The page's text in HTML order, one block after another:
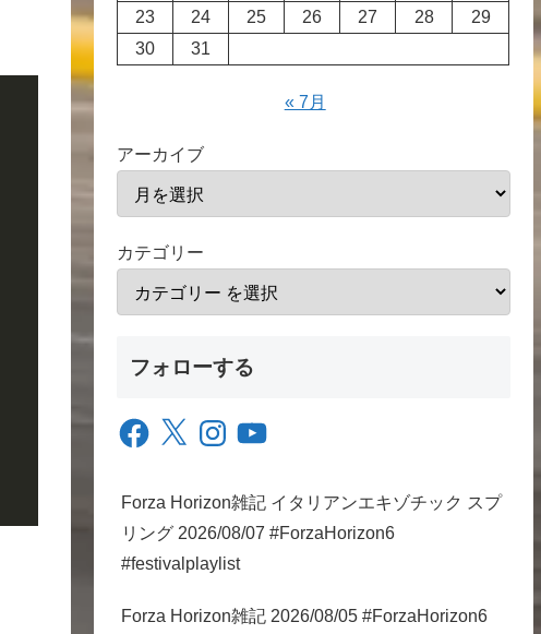
23
24 25 26 27 28
29
30
31
« 7月
アーカイブ
カテゴリー
フォローする
Facebook
X InstagramYouTube
Forza Horizon雑記 イタリアンエキゾチック スプ
リング 2026/08/07 #ForzaHorizon6
#festivalplaylist
Forza Horizon雑記 2026/08/05 #ForzaHorizon6